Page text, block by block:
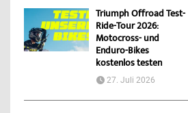
Triumph Offroad Test-
Ride-Tour 2026:
Motocross- und
Enduro-Bikes
kostenlos testen
27. Juli 2026